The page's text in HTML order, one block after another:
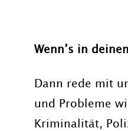
Wenn’s in
Dann rede mit
und Probleme
Kriminalität,